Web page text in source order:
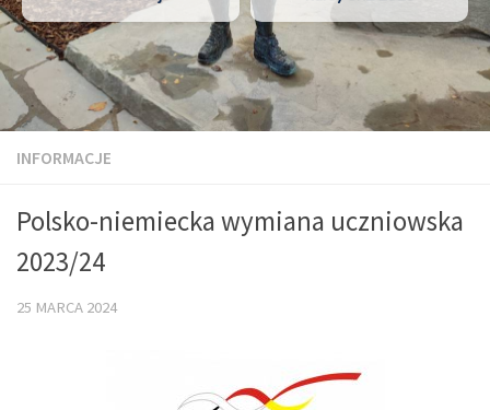
INFORMACJE
Polsko-niemiecka wymiana uczniowska
2023/24
25 MARCA 2024